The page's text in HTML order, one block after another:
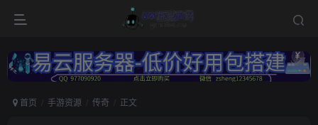
首页 手游资源 传奇 正文